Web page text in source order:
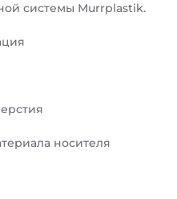
системы Murrplastik.
носителя